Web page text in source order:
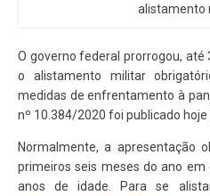
alistamento
O governo federal prorrogou,
o alistamento militar
medidas de enfrentamento à
nº 10.384/2020 foi publicado hoje
Normalmente, a apresentação
primeiros seis meses do ano
anos de idade. Para se